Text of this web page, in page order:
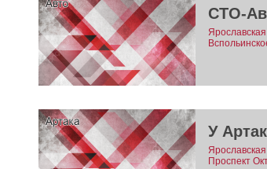
СТО-
У
Проспект